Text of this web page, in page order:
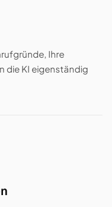
Ihre
die KI eigenständig